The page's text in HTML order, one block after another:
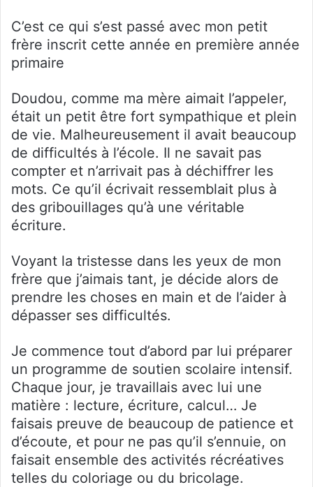
C’est ce qui s’est passé avec mon petit
frère inscrit cette année en première année
primaire
Doudou, comme ma mère aimait l’appeler,
était un petit être fort sympathique et plein
de vie. Malheureusement il avait beaucoup
de difficultés à l’école. Il ne savait pas
compter et n’arrivait pas à déchiffrer les
mots. Ce qu’il écrivait ressemblait plus à
des gribouillages qu’à une véritable
écriture.
Voyant la tristesse dans les yeux de mon
frère que j’aimais tant, je décide alors de
prendre les choses en main et de l’aider à
dépasser ses difficultés.
Je commence tout d’abord par lui préparer
un programme de soutien scolaire intensif.
Chaque jour, je travaillais avec lui une
matière : lecture, écriture, calcul… Je
faisais preuve de beaucoup de patience et
d’écoute, et pour ne pas qu’il s’ennuie, on
faisait ensemble des activités récréatives
telles du coloriage ou du bricolage.